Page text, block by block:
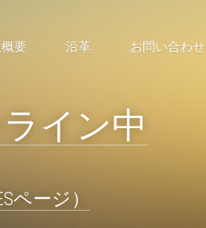
要 沿革 お問い合わせ
ライン中
ページ）